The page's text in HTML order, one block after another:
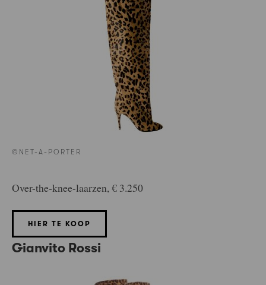
©NET-A-PORTER
Over-the-knee-laarzen, € 3.250
HIER TE KOOP
Gianvito Rossi